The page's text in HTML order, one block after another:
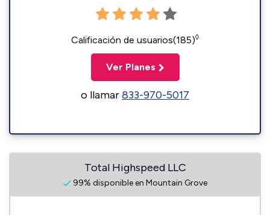
Calificación de usuarios(185)◊
Ver Planes
o llamar833-970-5017
Total Highspeed LLC
99% disponible en Mountain Grove